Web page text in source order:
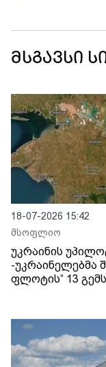
მსგავსი
18-07-2026 15:42
მსოფლიო
უკრაინის
-უკრაინელებმა
ფლოტის“ 13